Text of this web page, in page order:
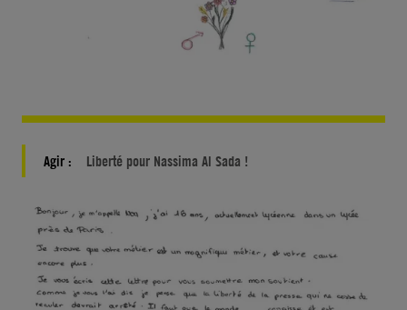
Agir : Liberté pour Nassima Al Sada !